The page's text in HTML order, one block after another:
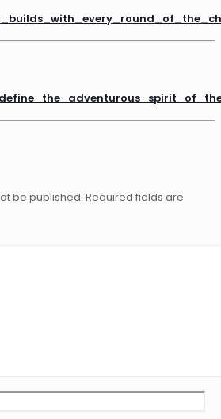
be published. Required fields are